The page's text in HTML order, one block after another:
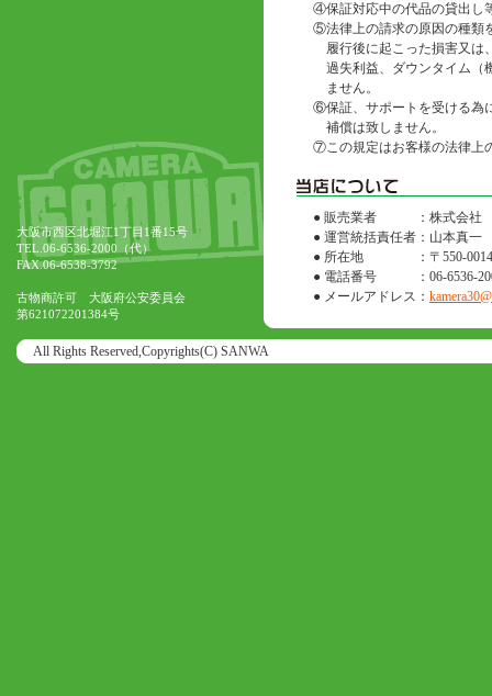
④保証対応中の代品の貸出し
⑤法律上の請求の原因の種類
履行後に起こった損害又は
過失利益、ダウンタイム（
ません。
⑥保証、サポートを受ける為
補償は致しません。
⑦この規定はお客様の法律上
● 販売業者
：株式会
● 運営統括責任者 ：山本真一
● 所在地
：〒550-
● 電話番号
：06-6536-
● メールアドレス ：
大阪市西区北堀江1丁目1番15号
TEL.06-6536-2000（代）
FAX.06-6538-3792
古物商許可 大阪府公安委員会
第621072201384号
All Rights Reserved,Copyrights(C) SANWA